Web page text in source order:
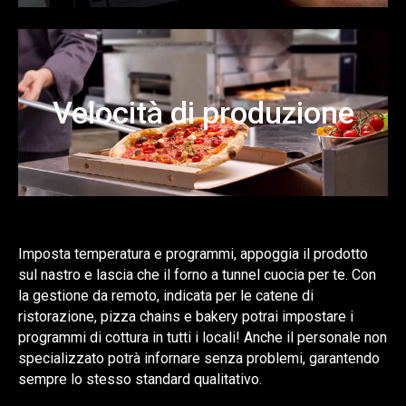
Velocità di produzione
Imposta temperatura e programmi, appoggia il prodotto
sul nastro e lascia che il forno a tunnel cuocia per te. Con
la gestione da remoto, indicata per le catene di
ristorazione, pizza chains e bakery potrai impostare i
programmi di cottura in tutti i locali! Anche il personale non
specializzato potrà infornare senza problemi, garantendo
sempre lo stesso standard qualitativo.